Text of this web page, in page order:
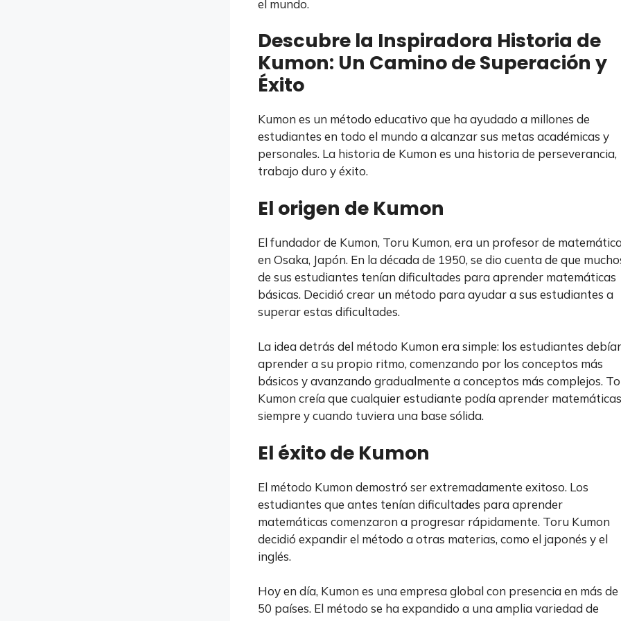
el mundo.
Descubre la Inspiradora Historia de
Kumon: Un Camino de Superación y
Éxito
Kumon es un método educativo que ha ayudado a millones de
estudiantes en todo el mundo a alcanzar sus metas académicas y
personales. La historia de Kumon es una historia de perseverancia,
trabajo duro y éxito.
El origen de Kumon
El fundador de Kumon, Toru Kumon, era un profesor de
en Osaka, Japón. En la década de 1950, se dio cuenta de que
de sus estudiantes tenían dificultades para aprender matemáticas
básicas. Decidió crear un método para ayudar a sus estudiantes a
superar estas dificultades.
La idea detrás del método Kumon era simple: los estudiantes
aprender a su propio ritmo, comenzando por los conceptos más
básicos y avanzando gradualmente a conceptos más complejos.
Kumon creía que cualquier estudiante podía aprender
siempre y cuando tuviera una base sólida.
El éxito de Kumon
El método Kumon demostró ser extremadamente exitoso. Los
estudiantes que antes tenían dificultades para aprender
matemáticas comenzaron a progresar rápidamente. Toru Kumon
decidió expandir el método a otras materias, como el japonés y el
inglés.
Hoy en día, Kumon es una empresa global con presencia en más de
50 países. El método se ha expandido a una amplia variedad de